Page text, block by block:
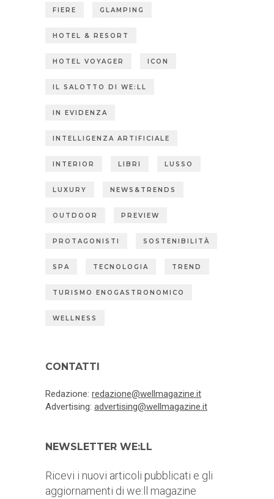
FIERE GLAMPING
HOTEL & RESORT
HOTEL VOYAGER ICON
IL SALOTTO DI WE:LL
IN EVIDENZA
INTELLIGENZA ARTIFICIALE
INTERIOR LIBRI LUSSO
LUXURY NEWS&TRENDS
OUTDOOR PREVIEW
PROTAGONISTI SOSTENIBILITÀ
SPA TECNOLOGIA TREND
TURISMO ENOGASTRONOMICO
WELLNESS
CONTATTI
Redazione: redazione@wellmagazine.it
Advertising: advertising@wellmagazine.it
NEWSLETTER WE:LL
Ricevi i nuovi articoli pubblicati e gli
aggiornamenti di we:ll magazine